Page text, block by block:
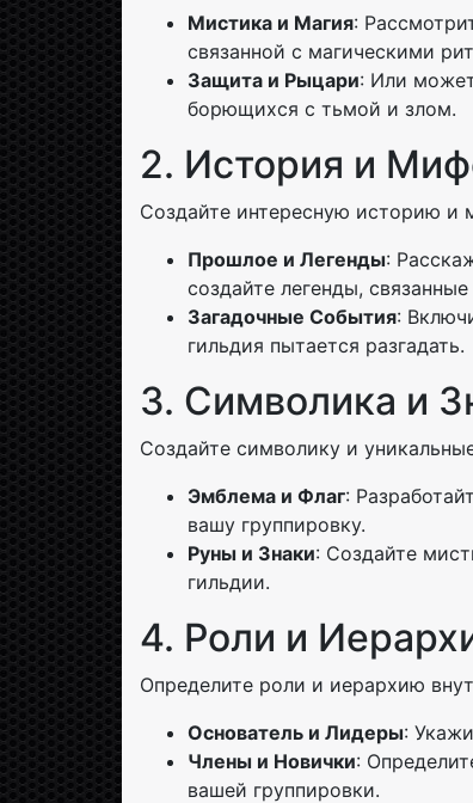
Мистика и Магия:
связанной с магическими
Защита и Рыцари: Или
борющихся с тьмой и злом.
2. История и
Создайте интересную историю и
Прошлое и Легенды:
создайте легенды,
Загадочные События:
гильдия пытается разгадать.
3. Символика и
Создайте символику и
Эмблема и Флаг:
вашу группировку.
Руны и Знаки: Создайте
гильдии.
4. Роли и
Определите роли и иерархию
Основатель и Лидеры:
Члены и Новички:
вашей группировки.